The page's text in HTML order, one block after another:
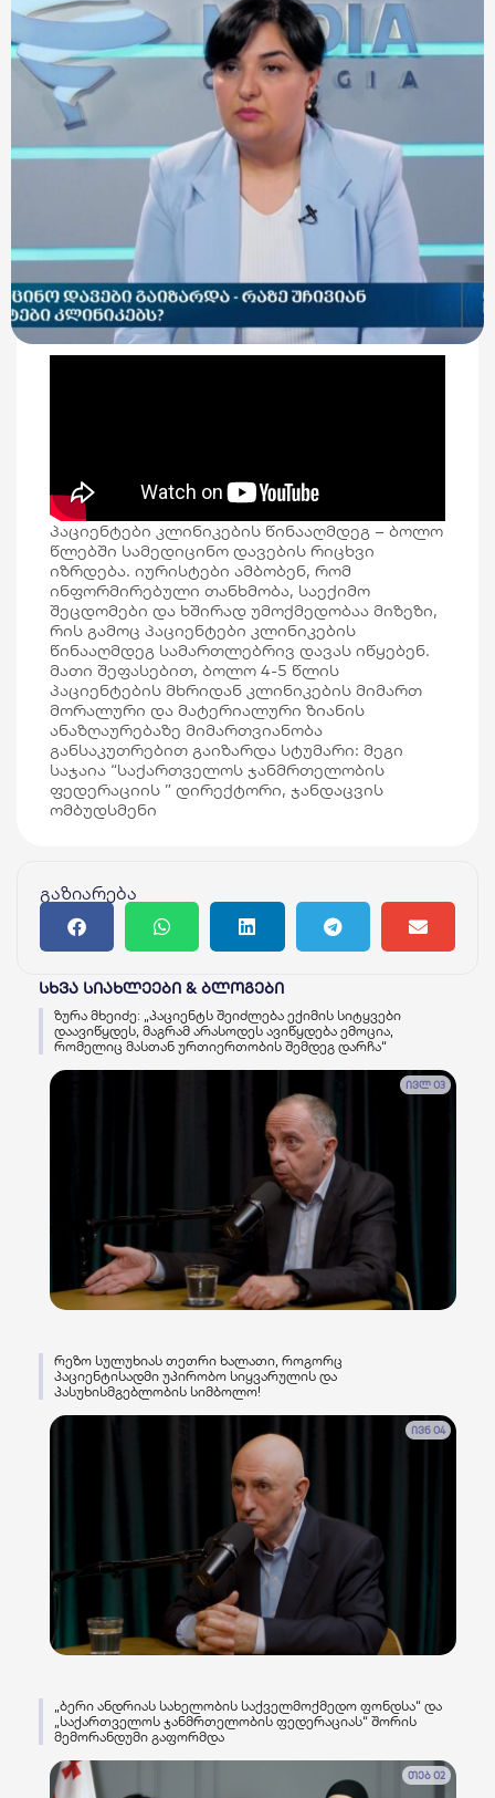
პაციენტები კლინიკების წინააღმდეგ – ბოლო
წლებში სამედიცინო დავების რიცხვი
იზრდება. იურისტები ამბობენ, რომ
ინფორმირებული თანხმობა, საექიმო
შეცდომები და ხშირად უმოქმედობაა მიზეზი,
რის გამოც პაციენტები კლინიკების
წინააღმდეგ სამართლებრივ დავას იწყებენ.
მათი შეფასებით, ბოლო 4-5 წლის
პაციენტების მხრიდან კლინიკების მიმართ
მორალური და მატერიალური ზიანის
ანაზღაურებაზე მიმართვიანობა
განსაკუთრებით გაიზარდა სტუმარი: მეგი
საჯაია “საქართველოს ჯანმრთელობის
ფედერაციის ” დირექტორი, ჯანდაცვის
ომბუდსმენი
გაზიარება
სხვა სიახლეები & ბლოგები
ზურა მხეიძე: „პაციენტს შეიძლება ექიმის სიტყვები
დაავიწყდეს, მაგრამ არასოდეს ავიწყდება ემოცია,
რომელიც მასთან ურთიერთობის შემდეგ დარჩა“
ივლ 03
რეზო სულუხიას თეთრი ხალათი, როგორც
პაციენტისადმი უპირობო სიყვარულის და
პასუხისმგებლობის სიმბოლო!
ივნ 04
„ბერი ანდრიას სახელობის საქველმოქმედო ფონდსა“ და
„საქართველოს ჯანმრთელობის ფედერაციას“ შორის
მემორანდუმი გაფორმდა
თებ 02